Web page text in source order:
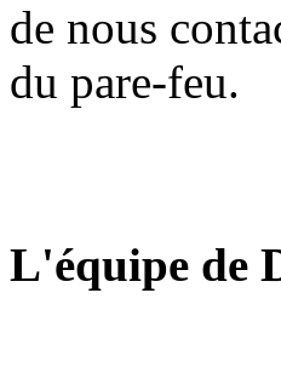
de nous
du pare-feu.
L'équipe de